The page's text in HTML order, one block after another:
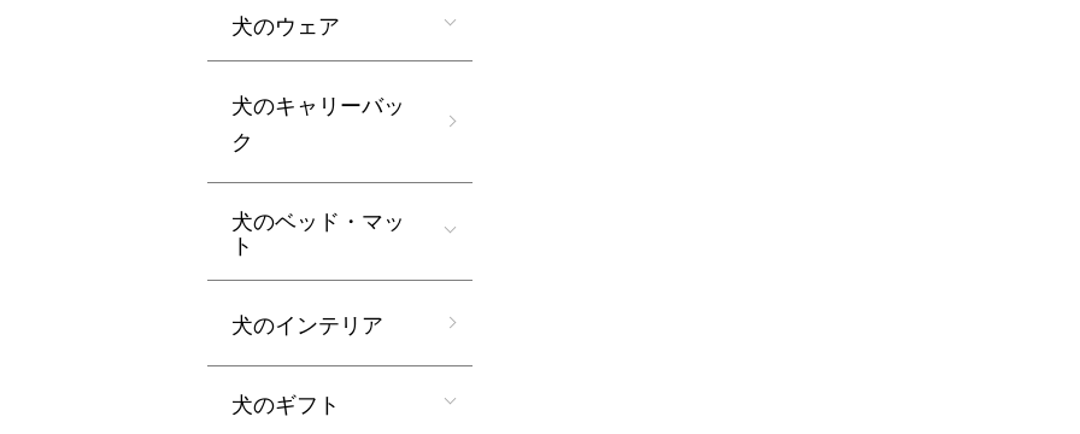
犬のウェア
犬のキャリーバッ
ク
犬のベッド・マッ
ト
犬のインテリア
犬のギフト